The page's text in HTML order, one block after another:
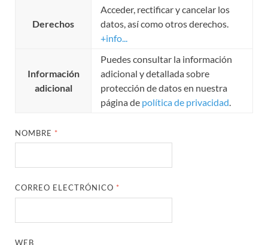
Derechos
Acceder, rectificar y cancelar los
datos, así como otros derechos.
+info...
Información
adicional
Puedes consultar la información
adicional y detallada sobre
protección de datos en nuestra
página de política de privacidad
NOMBRE *
CORREO ELECTRÓNICO *
WEB